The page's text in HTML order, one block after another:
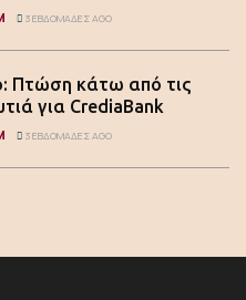
3 ΕΒΔΟΜΆΔΕΣ AGO
Πτώση κάτω από τις
για CrediaBank
3 ΕΒΔΟΜΆΔΕΣ AGO